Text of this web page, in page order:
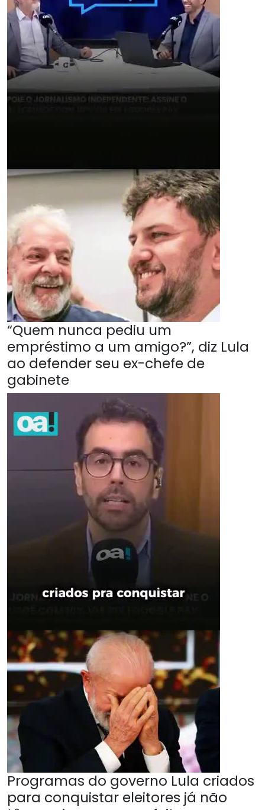
“Quem nunca pediu um
empréstimo a um amigo?”, diz Lula
ao defender seu ex-chefe de
gabinete
Programas do governo Lula criados
para conquistar eleitores já não